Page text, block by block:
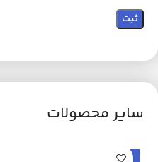
سایر محصولات
حراج